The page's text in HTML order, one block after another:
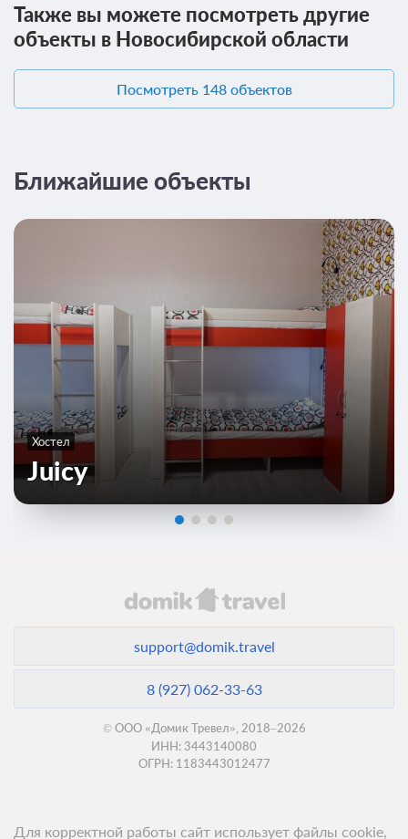
Также вы можете посмотреть другие
объекты в Новосибирской области
Посмотреть 148 объектов
Ближайшие объекты
Хостел
Juicy
support@domik.travel
8 (927) 062-33-63
© ООО «Домик Тревел», 2018–2026
ИНН: 3443140080
ОГРН: 1183443012477
Для корректной работы сайт использует файлы cookie,